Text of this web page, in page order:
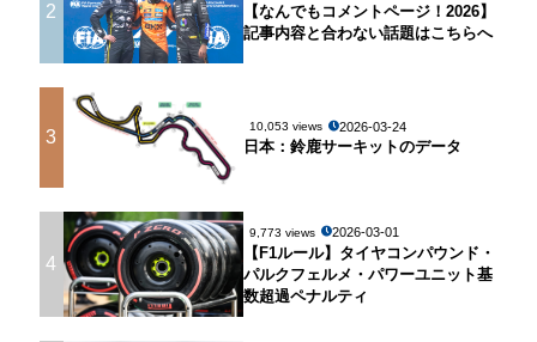
2
【なんでもコメントページ！2026】
記事内容と合わない話題はこちらへ
3 10,053 views 2026-03-24
日本：鈴鹿サーキットのデータ
4
9,773 views 2026-03-01
【F1ルール】タイヤコンパウンド・
パルクフェルメ・パワーユニット基
数超過ペナルティ